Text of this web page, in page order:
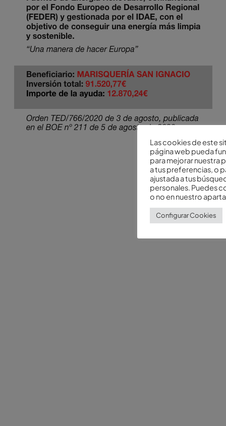
Las cookies de este
página web pueda
para mejorar nuestra
a tus preferencias, o
ajustada a tus
personales. Puedes
o no en nuestro
Configurar Cookies